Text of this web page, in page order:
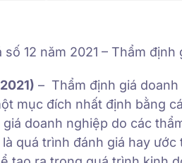
12 năm 2021 – Thẩm định
– Thẩm định giá
mục đích nhất định bằng
doanh nghiệp do các
quá trình đánh giá hay